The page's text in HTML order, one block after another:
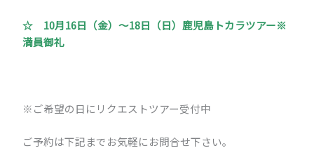
☆ 10月16日（金）～18日（日）鹿児島トカラツアー※
満員御礼
※ご希望の日にリクエストツアー受付中
ご予約は下記までお気軽にお問合せ下さい。